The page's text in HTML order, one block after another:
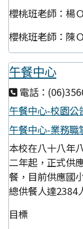
櫻桃班老師：楊
櫻桃班老師：陳
午餐中心
電話：
午餐中心-校園公
午餐中心-業務職
本校在八十八年
二年起，正式供
餐，目前供應國
總供餐人達2384
目標